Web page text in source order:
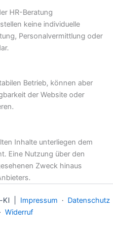
HR-Beratung
keine individuelle
Personalvermittlung oder
Betrieb, können aber
der Website oder
Inhalte unterliegen dem
Eine Nutzung über den
Zweck hinaus
KI | Impressum · Datenschutz
Widerruf